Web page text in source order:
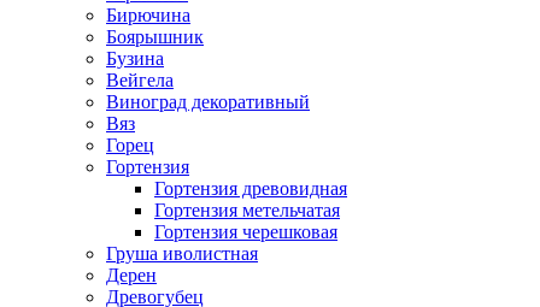
Бирючина
Боярышник
Бузина
Вейгела
Виноград декоративный
Вяз
Горец
Гортензия
Гортензия древовидная
Гортензия метельчатая
Гортензия черешковая
Груша иволистная
Дерен
Древогубец